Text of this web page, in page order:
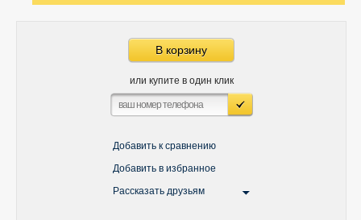
В корзину
или купите в один клик
Добавить к сравнению
Добавить в избранное
Рассказать друзьям